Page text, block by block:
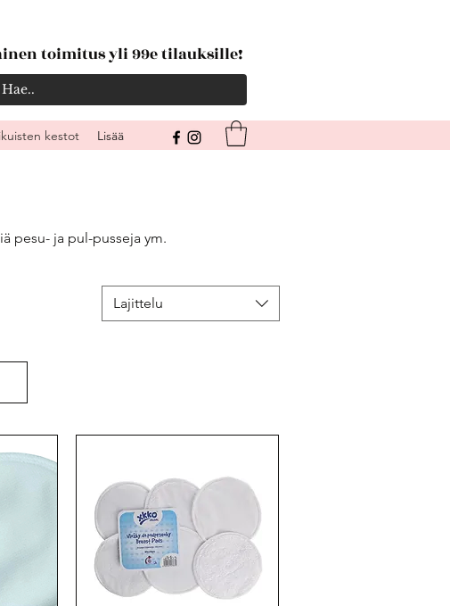
toimitus yli 99e tilauksille!
kestot Lisää
pesu- ja pul-pusseja ym.
Lajittelu